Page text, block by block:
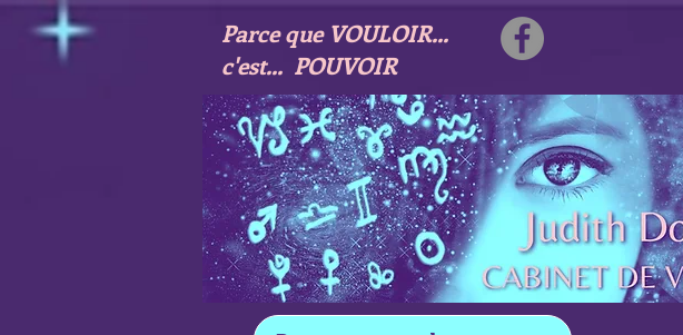
Parce que VOULOIR...
c'est... POUVOIR